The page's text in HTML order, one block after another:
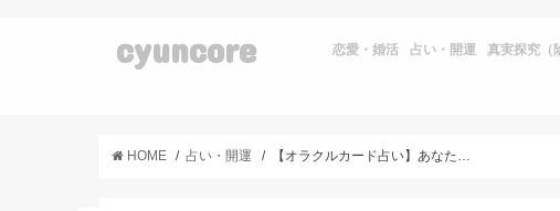
cyuncore 恋愛・婚活 占い・開運 真実探究（
HOME 占い・開運